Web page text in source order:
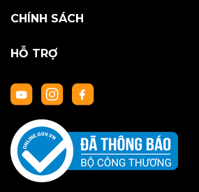
CHÍNH SÁCH
HỖ TRỢ